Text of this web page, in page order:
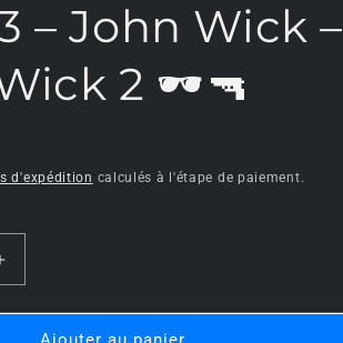
o
– John Wick –
2 🕶🔫
d'expédition calculés à l'étape de paiement.
Augmenter